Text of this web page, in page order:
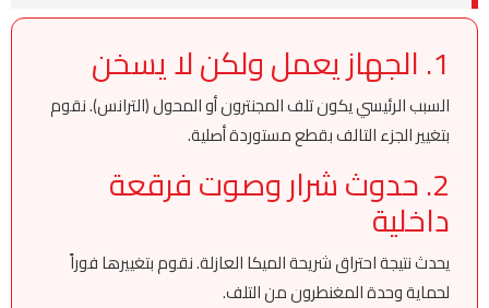
1. الجهاز يعمل ولكن لا يسخن
السبب الرئيسي يكون تلف المجنترون أو المحول (الترانس). نقوم
بتغيير الجزء التالف بقطع مستوردة أصلية.
2. حدوث شرار وصوت فرقعة
داخلية
يحدث نتيجة احتراق شريحة الميكا العازلة. نقوم بتغييرها فوراً
لحماية وحدة المغنطرون من التلف.